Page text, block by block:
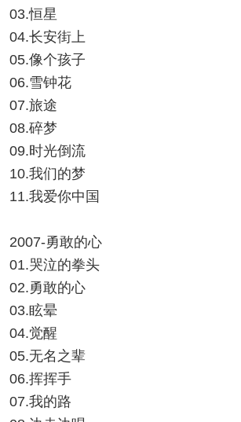
03.恒星
04.长安街上
05.像个孩子
06.雪钟花
07.旅途
08.碎梦
09.时光倒流
10.我们的梦
11.我爱你中国
2007-勇敢的心
01.哭泣的拳头
02.勇敢的心
03.眩晕
04.觉醒
05.无名之辈
06.挥挥手
07.我的路